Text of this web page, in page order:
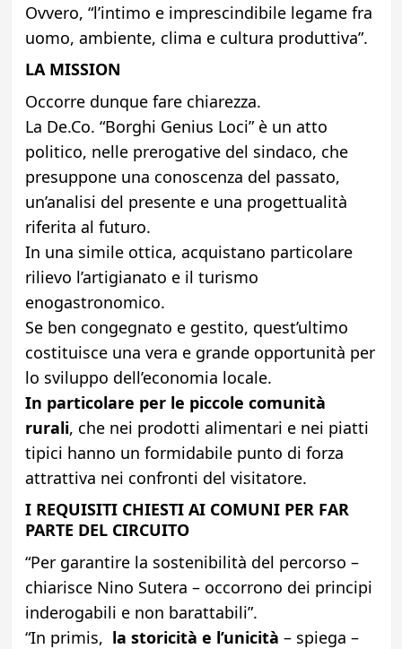
Ovvero, “l’intimo e imprescindibile legame fra
uomo, ambiente, clima e cultura produttiva”.
LA MISSION
Occorre dunque fare chiarezza.
La De.Co. “Borghi Genius Loci” è un atto
politico, nelle prerogative del sindaco, che
presuppone una conoscenza del passato,
un’analisi del presente e una progettualità
riferita al futuro.
In una simile ottica, acquistano particolare
rilievo l’artigianato e il turismo
enogastronomico.
Se ben congegnato e gestito, quest’ultimo
costituisce una vera e grande opportunità per
lo sviluppo dell’economia locale.
In particolare per le piccole comunità
rurali, che nei prodotti alimentari e nei piatti
tipici hanno un formidabile punto di forza
attrattiva nei confronti del visitatore.
I REQUISITI CHIESTI AI COMUNI PER FAR
PARTE DEL CIRCUITO
“Per garantire la sostenibilità del percorso –
chiarisce Nino Sutera – occorrono dei principi
inderogabili e non barattabili”.
“In primis, la storicità e l’unicità – spiega –